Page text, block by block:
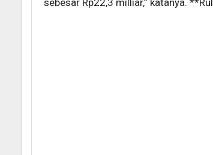
sebesar Rp22,3 milliar,” katanya. **Rul